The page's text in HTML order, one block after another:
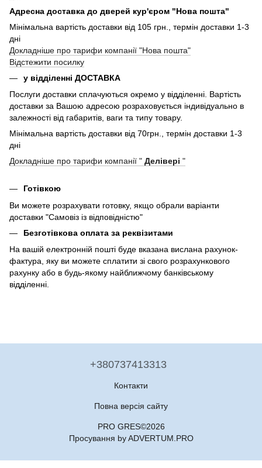
Адресна доставка до дверей кур'єром "Нова пошта"
Мінімальна вартість доставки від 105 грн., термін доставки 1-3
дні
Докладніше про тарифи компанії "Нова пошта"
Відстежити посилку
у відділенні ДОСТАВКА
Послуги доставки сплачуються окремо у відділенні. Вартість
доставки за Вашою адресою розраховується індивідуально в
залежності від габаритів, ваги та типу товару.
Мінімальна вартість доставки від 70грн., термін доставки 1-3
дні
Докладніше про тарифи компанії " Делівері "
Готівкою
Ви можете розрахувати готовку, якщо обрали варіанти
доставки "Самовіз із відповідністю"
Безготівкова оплата за реквізитами
На вашій електронній пошті буде вказана вислана рахунок-
фактура, яку ви можете сплатити зі свого розрахункового
рахунку або в будь-якому найближчому банківському
відділенні.
+380737413313
Контакти
Повна версія сайту
PRO GRES©2026
Просування by ADVERTUM.PRO